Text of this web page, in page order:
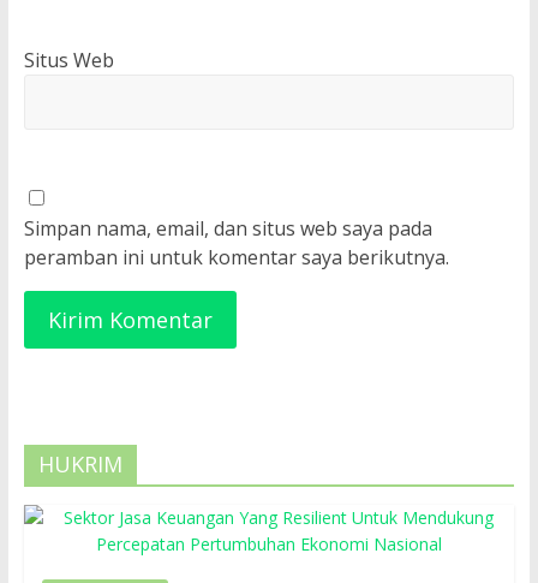
Situs Web
Simpan nama, email, dan situs web saya pada
peramban ini untuk komentar saya berikutnya.
HUKRIM